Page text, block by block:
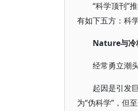
“科学顶刊”
有如下五方：科
Nature与冷
经常勇立潮
起因是引发
为“伪科学”，但